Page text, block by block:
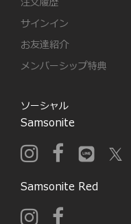
サインイン
お友達紹介
メンバーシップ特典
ソーシャル
Samsonite
Samsonite Red